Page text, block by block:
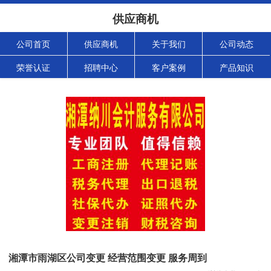
供应商机
公司首页 供应商机 关于我们 公司动态
荣誉认证 招聘中心 客户案例 产品知识
湘潭市雨湖区公司变更 经营范围变更 服务周到